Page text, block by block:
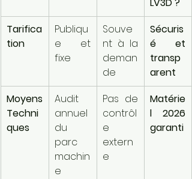
LV3D ?
Tarifica
tion
Publiqu
e et
fixe
Souve
nt à la
deman
de
Sécuris
é et
transp
arent
Moyens
Techni
ques
Audit
annuel
du
parc
machin
e
Pas de
contrôl
e
extern
e
Matérie
l 2026
garanti